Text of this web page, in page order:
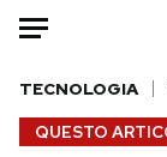
HOME
QUESTO
TECNOLOGIA